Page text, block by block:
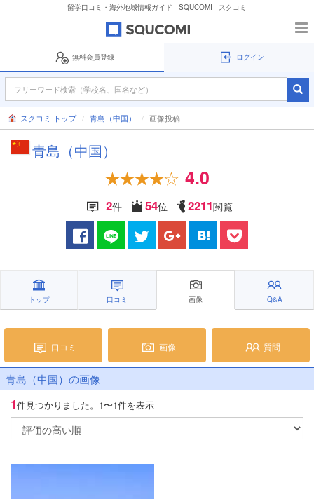
留学口コミ・海外地域情報ガイド - SQUCOMI - スクコミ
無料会員登録 ログイン
スクコミ トップ 青島（中国） 画像投稿
青島（中国）
4.0
2件 54位 2211閲覧
トップ 口コミ 画像 Q&A
口コミ 画像 質問
青島（中国）の画像
1件見つかりました。 1〜1件を表示